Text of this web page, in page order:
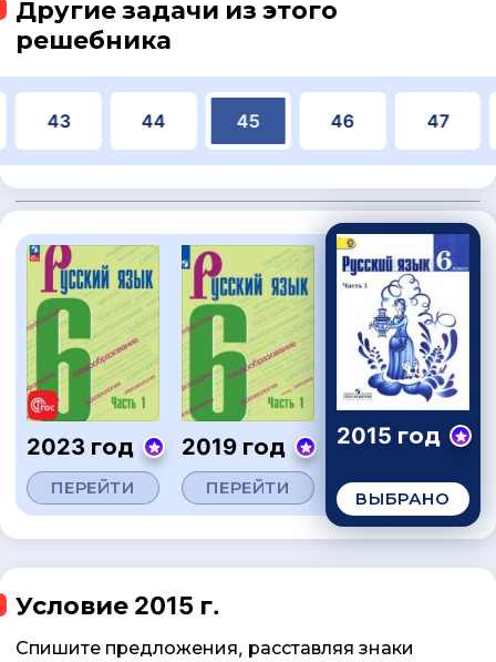
Другие задачи из этого
решебника
43 44 45 46 47
2023 год
ПЕРЕЙТИ
2019 год
ПЕРЕЙТИ
2015 год
ВЫБРАНО
Условие 2015 г.
Спишите предложения, расставляя знаки